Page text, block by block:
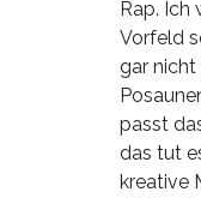
Rap. Ich
Vorfeld
gar
passt
das tut
kreative